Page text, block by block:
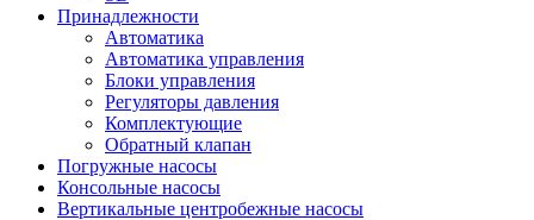
Принадлежности
Автоматика
Автоматика управления
Блоки управления
Регуляторы давления
Комплектующие
Обратный клапан
Погружные насосы
Консольные насосы
Вертикальные центробежные насосы